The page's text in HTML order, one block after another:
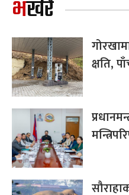
भर्खरै
क्षति,